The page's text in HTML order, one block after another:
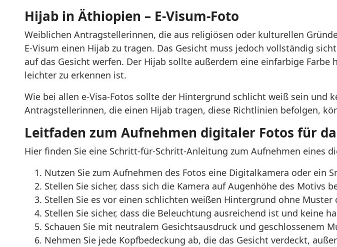
Hijab in Äthiopien – E-Visum-Foto
Weiblichen Antragstellerinnen, die aus religiösen oder kulturellen
E-Visum einen Hijab zu tragen. Das Gesicht muss jedoch vollständig
auf das Gesicht werfen. Der Hijab sollte außerdem eine einfarbige
leichter zu erkennen ist.
Wie bei allen e-Visa-Fotos sollte der Hintergrund schlicht weiß sein und
Antragstellerinnen, die einen Hijab tragen, diese Richtlinien befolgen,
Leitfaden zum Aufnehmen digitaler Fotos für
Hier finden Sie eine Schritt-für-Schritt-Anleitung zum Aufnehmen eines
Nutzen Sie zum Aufnehmen des Fotos eine Digitalkamera oder ein
Stellen Sie sicher, dass sich die Kamera auf Augenhöhe des Motivs
Stellen Sie es vor einen schlichten weißen Hintergrund ohne Muster
Stellen Sie sicher, dass die Beleuchtung ausreichend ist und keine
Schauen Sie mit neutralem Gesichtsausdruck und geschlossenem
Nehmen Sie jede Kopfbedeckung ab, die das Gesicht verdeckt,